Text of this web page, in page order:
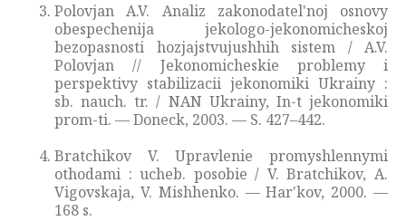
Polovjan A.V. Analiz zakonodatel'noj osnovy
obespechenija jekologo-jekonomicheskoj
bezopasnosti hozjajstvujushhih sistem / A.V.
Polovjan // Jekonomicheskie problemy i
perspektivy stabilizacii jekonomiki Ukrainy :
sb. nauch. tr. / NAN Ukrainy, In-t jekonomiki
prom-ti. — Doneck, 2003. — S. 427–442.
Bratchikov V. Upravlenie promyshlennymi
othodami : ucheb. posobie / V. Bratchikov, A.
Vigovskaja, V. Mishhenko. — Har'kov, 2000. —
168 s.